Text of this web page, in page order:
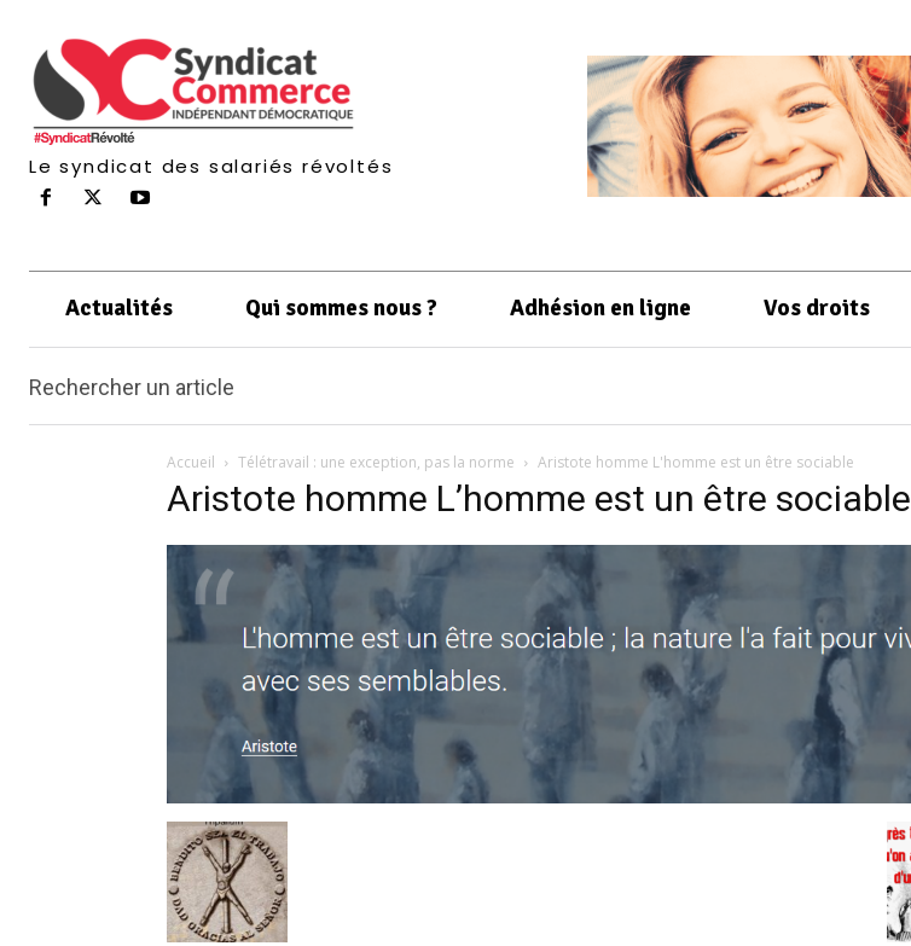
Le syndicat des salariés révoltés
Actualités Qui sommes nous ? Adhésion en ligne Vos droits
Rechercher un article
Accueil Télétravail : une exception, pas la norme Aristote homme L'homme est un être sociable
Aristote homme L’homme est un être sociable